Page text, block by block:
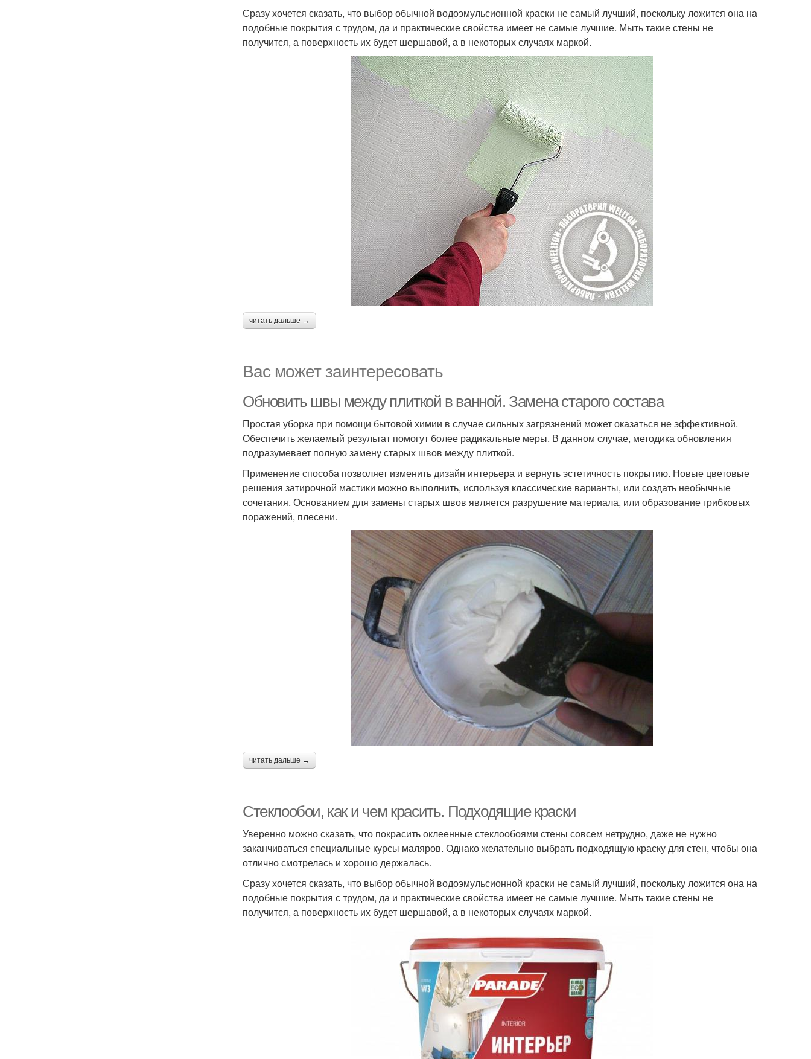
Сразу хочется сказать, что выбор обычной водоэмульсионной краски не самый лучший, поскольку ложится она на
подобные покрытия с трудом, да и практические свойства имеет не самые лучшие. Мыть такие стены не
получится, а поверхность их будет шершавой, а в некоторых случаях маркой.
читать дальше →
Вас может заинтересовать
Обновить швы между плиткой в ванной. Замена старого состава
Простая уборка при помощи бытовой химии в случае сильных загрязнений может оказаться не эффективной.
Обеспечить желаемый результат помогут более радикальные меры. В данном случае, методика обновления
подразумевает полную замену старых швов между плиткой.
Применение способа позволяет изменить дизайн интерьера и вернуть эстетичность покрытию. Новые цветовые
решения затирочной мастики можно выполнить, используя классические варианты, или создать необычные
сочетания. Основанием для замены старых швов является разрушение материала, или образование грибковых
поражений, плесени.
читать дальше →
Стеклообои, как и чем красить. Подходящие краски
Уверенно можно сказать, что покрасить оклеенные стеклообоями стены совсем нетрудно, даже не нужно
заканчиваться специальные курсы маляров. Однако желательно выбрать подходящую краску для стен, чтобы она
отлично смотрелась и хорошо держалась.
Сразу хочется сказать, что выбор обычной водоэмульсионной краски не самый лучший, поскольку ложится она на
подобные покрытия с трудом, да и практические свойства имеет не самые лучшие. Мыть такие стены не
получится, а поверхность их будет шершавой, а в некоторых случаях маркой.